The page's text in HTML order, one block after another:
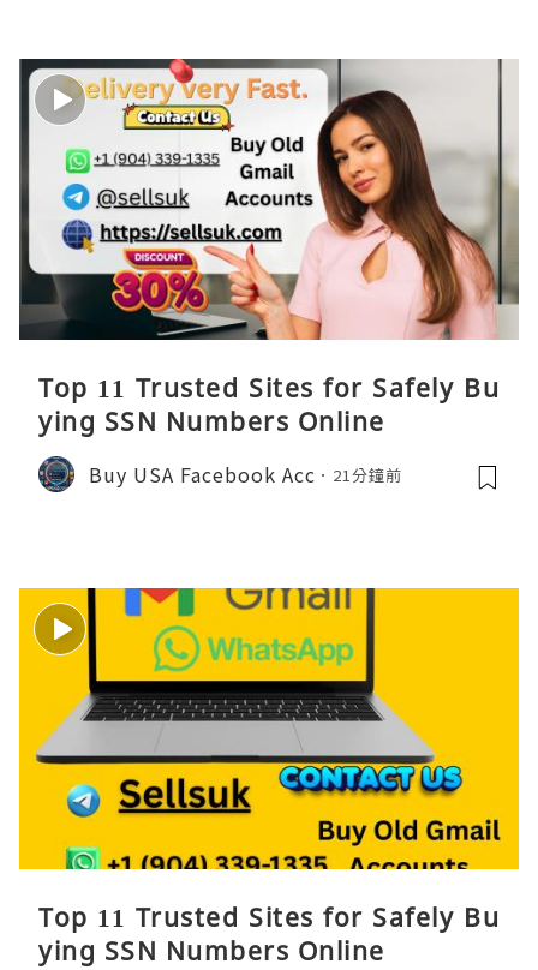
Top 11 Trusted Sites for Safely Bu
ying SSN Numbers Online
Buy USA Facebook Acc 21分鐘前
Top 11 Trusted Sites for Safely Bu
ying SSN Numbers Online